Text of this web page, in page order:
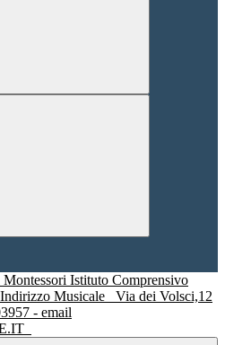
Istituto Comprensivo
Musicale
Via dei Volsci,12
- email